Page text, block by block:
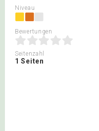
Niveau
Bewertungen
Seitenzahl
1 Seiten